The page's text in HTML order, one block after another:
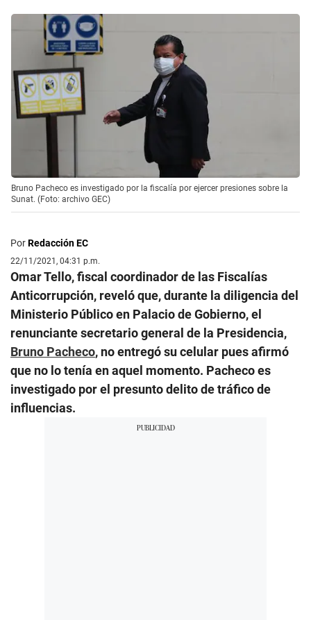
Bruno Pacheco es investigado por la fiscalía por ejercer presiones sobre la
Sunat. (Foto: archivo GEC)
PorRedacción EC
22/11/2021, 04:31 p.m.
Omar Tello, fiscal coordinador de las Fiscalías
Anticorrupción, reveló que, durante la diligencia del
Ministerio Público en Palacio de Gobierno, el
renunciante secretario general de la Presidencia,
Bruno Pacheco, no entregó su celular pues afirmó
que no lo tenía en aquel momento. Pacheco es
investigado por el presunto delito de tráfico de
influencias.